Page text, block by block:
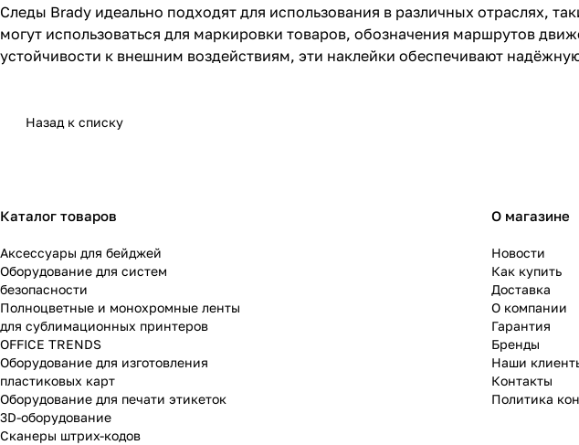
Следы Brady идеально подходят для использования в различных отраслях,
могут использоваться для маркировки товаров, обозначения маршрутов
устойчивости к внешним воздействиям, эти наклейки обеспечивают
Назад к списку
Каталог товаров
Аксессуары для бейджей
Оборудование для систем
безопасности
Полноцветные и монохромные ленты
для сублимационных принтеров
OFFICE TRENDS
Оборудование для изготовления
пластиковых карт
Оборудование для печати этикеток
3D-оборудование
Cканеры штрих-кодов
О магазине
Новости
Как купить
Доставка
О компании
Гарантия
Бренды
Наши
Контакты
Политика